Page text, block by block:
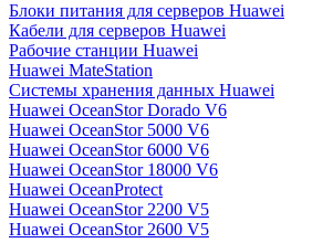
Блоки питания для серверов Huawei
Кабели для серверов Huawei
Рабочие станции Huawei
Huawei MateStation
Системы хранения данных Huawei
Huawei OceanStor Dorado V6
Huawei OceanStor 5000 V6
Huawei OceanStor 6000 V6
Huawei OceanStor 18000 V6
Huawei OceanProtect
Huawei OceanStor 2200 V5
Huawei OceanStor 2600 V5